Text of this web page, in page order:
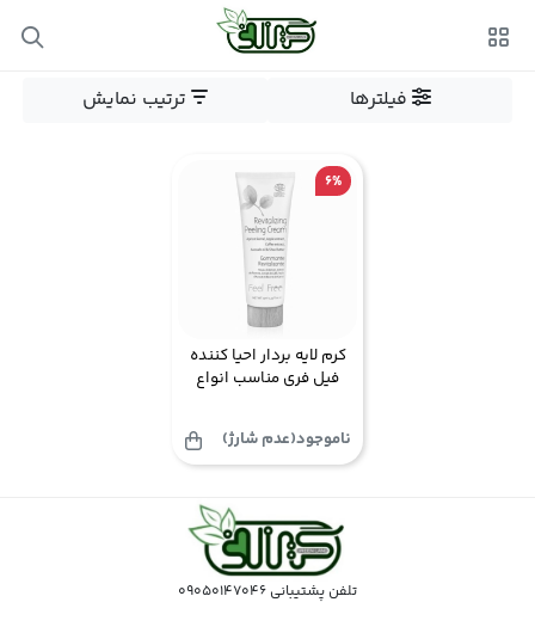
فیلترها ترتیب نمایش
6%
کرم لایه بردار احیا کننده
فیل فری مناسب انواع
ناموجود(عدم شارژ)
تلفن پشتیبانی 09050147046